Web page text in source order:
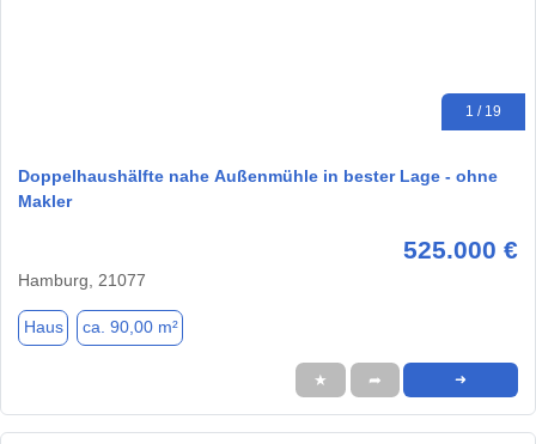
1 / 19
Doppelhaushälfte nahe Außenmühle in bester Lage - ohne
Makler
525.000 €
Hamburg, 21077
Haus ca. 90,00 m²
★ ➦ ➜